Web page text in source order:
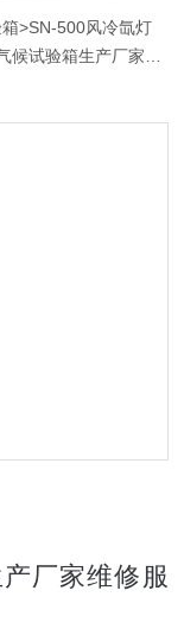
>SN-500风冷氙灯
候试验箱生产厂家维
厂家维修服